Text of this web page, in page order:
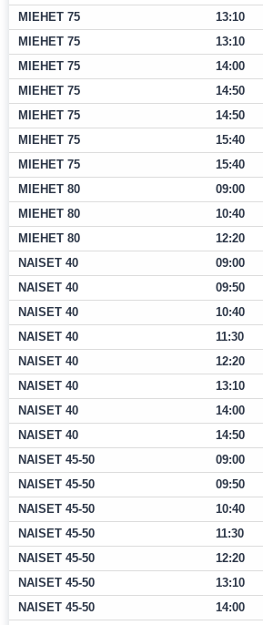
MIEHET 75
13:10
MIEHET 75
13:10
MIEHET 75
14:00
MIEHET 75
14:50
MIEHET 75
14:50
MIEHET 75
15:40
MIEHET 75
15:40
MIEHET 80
09:00
MIEHET 80
10:40
MIEHET 80
12:20
NAISET 40
09:00
NAISET 40
09:50
NAISET 40
10:40
NAISET 40
11:30
NAISET 40
12:20
NAISET 40
13:10
NAISET 40
14:00
NAISET 40
14:50
NAISET 45-50
09:00
NAISET 45-50
09:50
NAISET 45-50
10:40
NAISET 45-50
11:30
NAISET 45-50
12:20
NAISET 45-50
13:10
NAISET 45-50
14:00